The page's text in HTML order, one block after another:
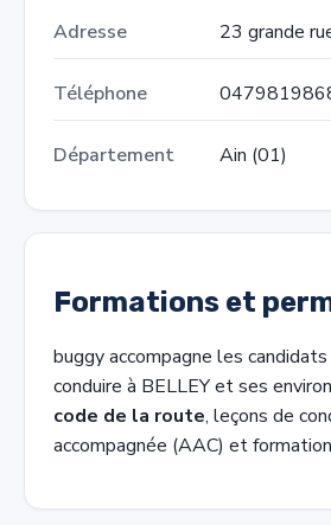
Adresse 23 grande
Téléphone
Département Ain (01)
Formations et
buggy accompagne les
conduire à BELLEY et ses
code de la route, leçons de
accompagnée (AAC) et